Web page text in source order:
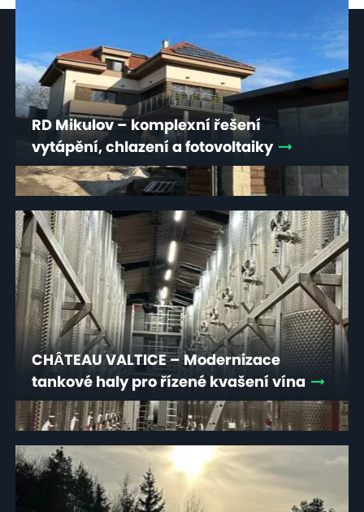
RD Mikulov – komplexní řešení
vytápění, chlazení a fotovoltaiky
CHÂTEAU VALTICE – Modernizace
tankové haly pro řízené kvašení vína